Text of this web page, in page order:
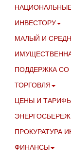
ИНВЕСТОРУ
МАЛЫЙ И
ПОДДЕРЖКА СО
ТОРГОВЛЯ
ЦЕНЫ И
ПРОКУРАТУРА
ФИНАНСЫ